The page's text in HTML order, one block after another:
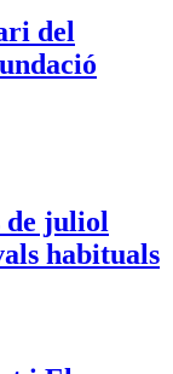
del
de juliol
habituals